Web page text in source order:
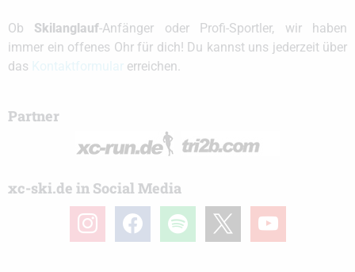
Ob Skilanglauf-Anfänger oder Profi-Sportler, wir haben
immer ein offenes Ohr für dich! Du kannst uns jederzeit über
das
erreichen.
Partner
xc-ski.de in Social Media
instagramfacebook spotify youtube